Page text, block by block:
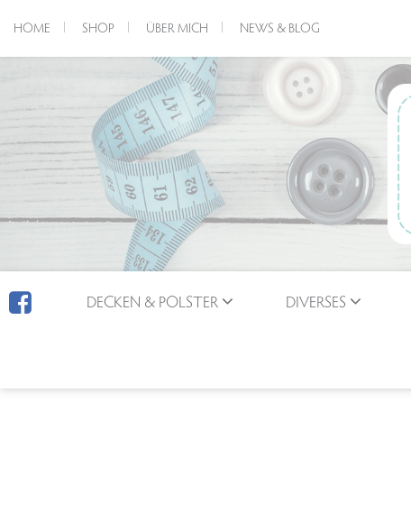
HOME SHOP ÜBER MICH NEWS & BLOG
DECKEN & POLSTER DIVERSES